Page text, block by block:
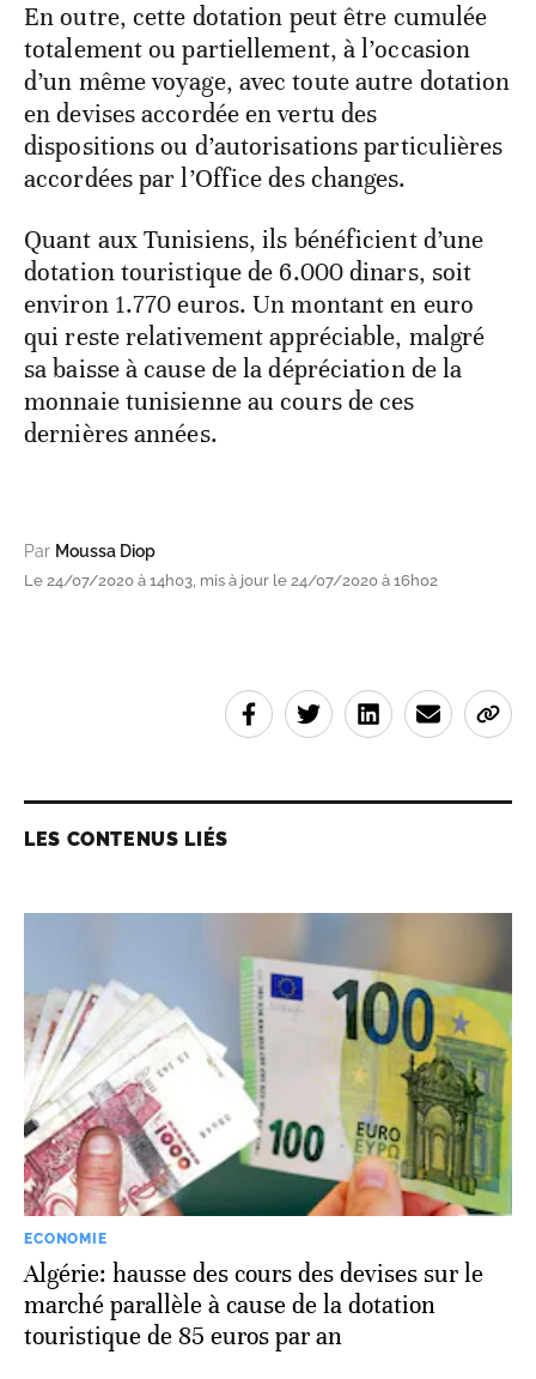
En outre, cette dotation peut être cumulée
totalement ou partiellement, à l’occasion
d’un même voyage, avec toute autre dotation
en devises accordée en vertu des
dispositions ou d’autorisations particulières
accordées par l’Office des changes.
Quant aux Tunisiens, ils bénéficient d’une
dotation touristique de 6.000 dinars, soit
environ 1.770 euros. Un montant en euro
qui reste relativement appréciable, malgré
sa baisse à cause de la dépréciation de la
monnaie tunisienne au cours de ces
dernières années.
Par Moussa Diop
Le 24/07/2020 à 14h03, mis à jour le 24/07/2020 à 16h02
LES CONTENUS LIÉS
ECONOMIE
Algérie: hausse des cours des devises sur le
marché parallèle à cause de la dotation
touristique de 85 euros par an